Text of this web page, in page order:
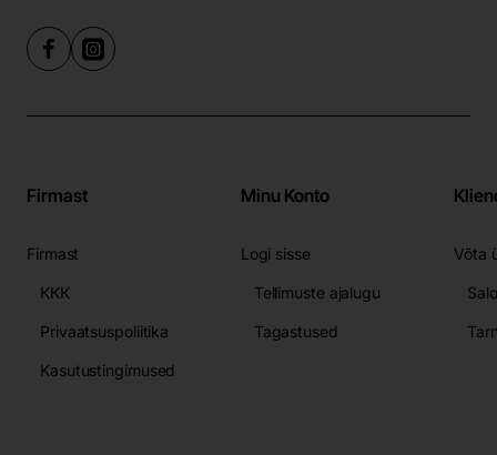
Firmast
Firmast
ККК
Privaatsuspoliitika
Kasutustingimused
Minu Konto
Logi sisse
Tellimuste ajalugu
Tagastused
Võta